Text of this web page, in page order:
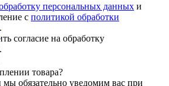
персональных данных и
с политикой обработки
.
согласие на обработку
товара?
обязательно уведомим вас при